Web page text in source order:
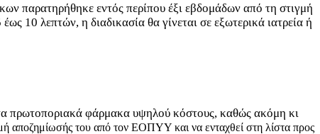
παρατηρήθηκε εντός περίπου έξι εβδομάδων από τη στιγμή
10 λεπτών, η διαδικασία θα γίνεται σε εξωτερικά ιατρεία ή
πρωτοποριακά φάρμακα υψηλού κόστους, καθώς ακόμη κι
αποζημίωσής του από τον ΕΟΠΥΥ και να ενταχθεί στη λίστα προς